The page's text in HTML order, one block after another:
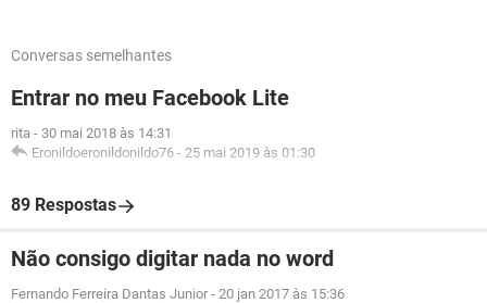
Conversas semelhantes
Entrar no meu Facebook Lite
rita - 30 mai 2018 às 14:31
Eronildoeronildonildo76 - 25 mai 2019 às 01:30
89 Respostas
Não consigo digitar nada no word
Fernando Ferreira Dantas Junior - 20 jan 2017 às 15:36